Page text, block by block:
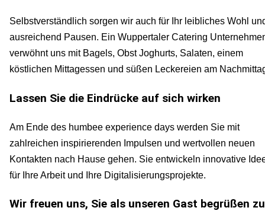
Selbstverständlich sorgen wir auch für Ihr leibliches Wohl
ausreichend Pausen. Ein Wuppertaler Catering
verwöhnt uns mit Bagels, Obst Joghurts, Salaten, einem
köstlichen Mittagessen und süßen Leckereien am
Lassen Sie die Eindrücke auf sich wirken
Am Ende des humbee experience days werden Sie mit
zahlreichen inspirierenden Impulsen und wertvollen neuen
Kontakten nach Hause gehen. Sie entwickeln innovative
für Ihre Arbeit und Ihre Digitalisierungsprojekte.
Wir freuen uns, Sie als unseren Gast begrüßen zu